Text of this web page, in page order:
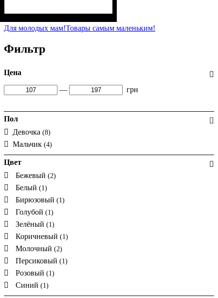
Для молодых мам!Товары самым маленьким!
Фильтр
Цена
— грн
Пол
Девочка (8)
Мальчик (4)
Цвет
Бежевый (2)
Белый (1)
Бирюзовый (1)
Голубой (1)
Зелёный (1)
Коричневый (1)
Молочный (2)
Персиковый (1)
Розовый (1)
Синий (1)